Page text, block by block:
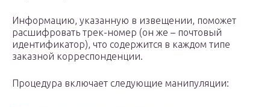
Информацию, указанную в извещении, поможет
расшифровать трек-номер (он же – почтовый
идентификатор), что содержится в каждом типе
заказной корреспонденции.
Процедура включает следующие манипуляции: